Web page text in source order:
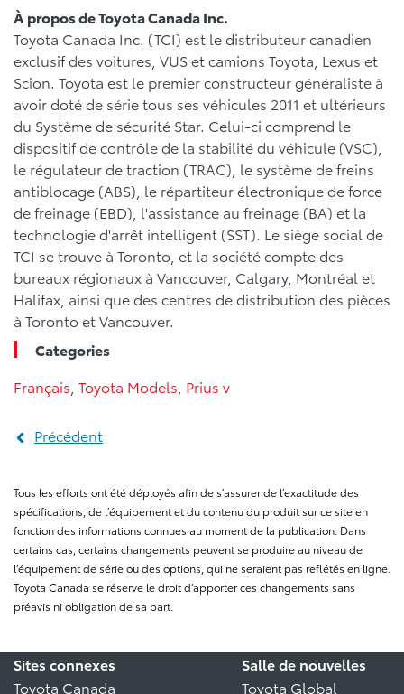
À propos de Toyota Canada Inc.
Toyota Canada Inc. (TCI) est le distributeur canadien
exclusif des voitures, VUS et camions Toyota, Lexus et
Scion. Toyota est le premier constructeur généraliste à
avoir doté de série tous ses véhicules 2011 et ultérieurs
du Système de sécurité Star. Celui-ci comprend le
dispositif de contrôle de la stabilité du véhicule (VSC),
le régulateur de traction (TRAC), le système de freins
antiblocage (ABS), le répartiteur électronique de force
de freinage (EBD), l'assistance au freinage (BA) et la
technologie d'arrêt intelligent (SST). Le siège social de
TCI se trouve à Toronto, et la société compte des
bureaux régionaux à Vancouver, Calgary, Montréal et
Halifax, ainsi que des centres de distribution des pièces
à Toronto et Vancouver.
Categories
Français Toyota Models Prius v
Précédent
Tous les efforts ont été déployés afin de s’assurer de l’exactitude des
spécifications, de l’équipement et du contenu du produit sur ce site en
fonction des informations connues au moment de la publication. Dans
certains cas, certains changements peuvent se produire au niveau de
l’équipement de série ou des options, qui ne seraient pas reflétés en ligne.
Toyota Canada se réserve le droit d’apporter ces changements sans
préavis ni obligation de sa part.
Sites connexes
Toyota Canada
Salle de nouvelles
Toyota Global